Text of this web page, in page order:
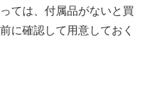
ては、付属品がないと買
に確認して用意しておく